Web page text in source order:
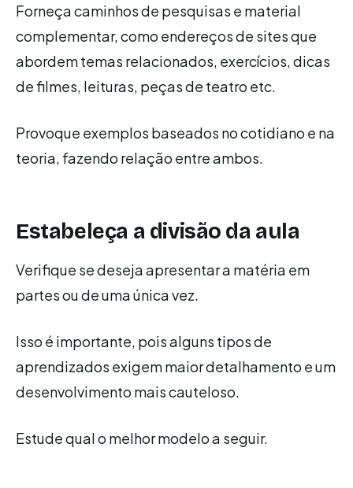
Forneça caminhos de pesquisas e material
complementar, como endereços de sites que
abordem temas relacionados, exercícios, dicas
de filmes, leituras, peças de teatro etc.
Provoque exemplos baseados no cotidiano e na
teoria, fazendo relação entre ambos.
Estabeleça a divisão da aula
Verifique se deseja apresentar a matéria em
partes ou de uma única vez.
Isso é importante, pois alguns tipos de
aprendizados exigem maior detalhamento e um
desenvolvimento mais cauteloso.
Estude qual o melhor modelo a seguir.